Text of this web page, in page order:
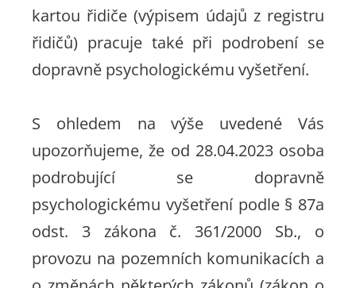
kartou řidiče (výpisem údajů z registru
řidičů) pracuje také při podrobení se
dopravně psychologickému vyšetření.
S ohledem na výše uvedené Vás
upozorňujeme, že od 28.04.2023 osoba
podrobující se dopravně
psychologickému vyšetření podle § 87a
odst. 3 zákona č. 361/2000 Sb., o
provozu na pozemních komunikacích a